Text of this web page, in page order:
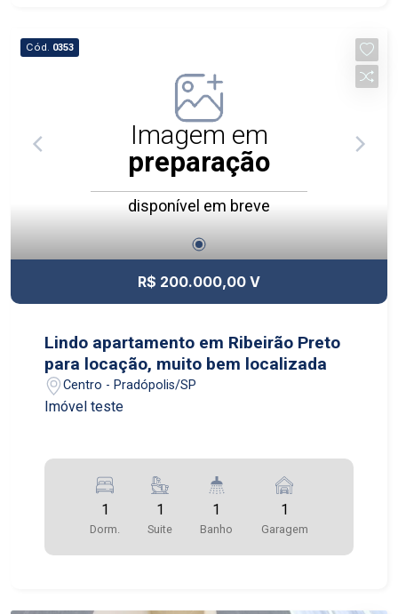
Cód. 0353
Imagem em
preparação
disponível em breve
R$ 200.000,00 V
Lindo apartamento em Ribeirão Preto
para locação, muito bem localizada
Centro - Pradópolis/SP
Imóvel teste
1
Dorm.
1
Suite
1
Banho
1
Garagem